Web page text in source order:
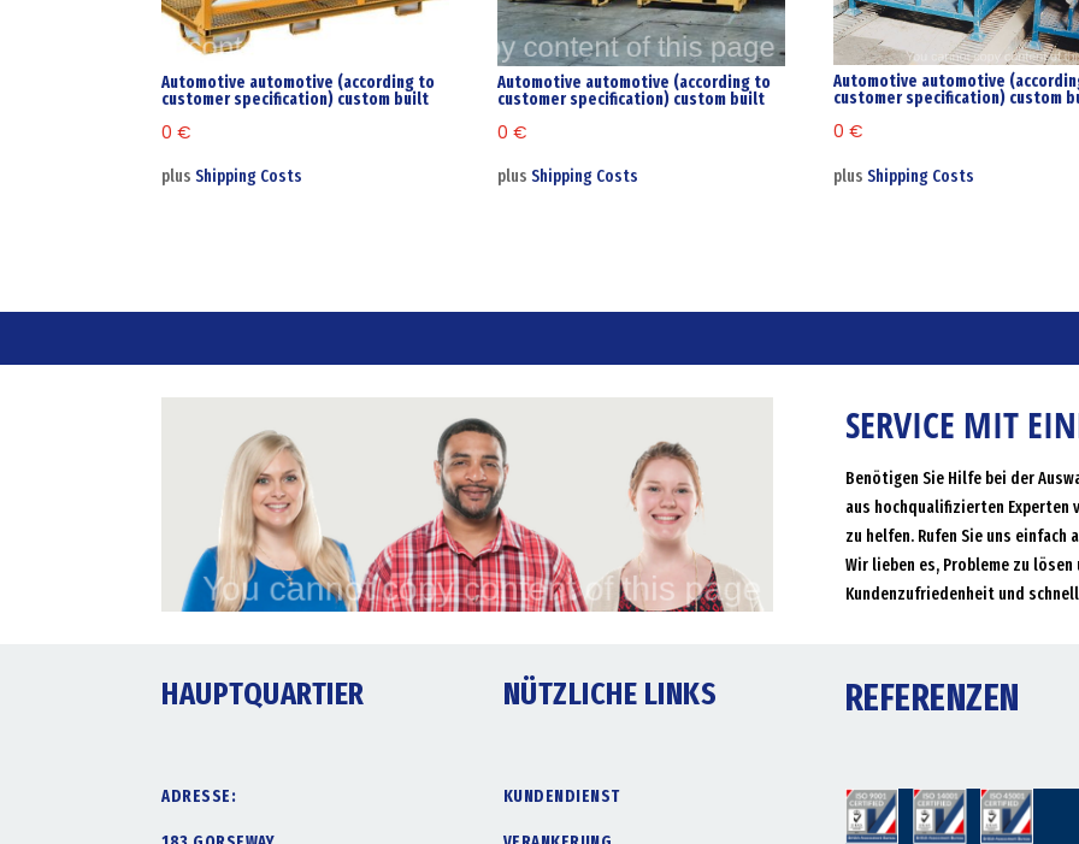
Automotive automotive (according to
customer specification) custom built
0€
plusShipping Costs
Automotive automotive (according to
customer specification) custom built
0€
plusShipping Costs
Automotive automotive
customer specification) custom
0€
plusShipping Costs
SERVICE MIT
Benötigen Sie Hilfe bei der
aus hochqualifizierten Experten
zu helfen. Rufen Sie uns einfach
Wir lieben es, Probleme zu
Kundenzufriedenheit und
HAUPTQUARTIER
ADRESSE:
NÜTZLICHE LINKS
KUNDENDIENST
REFERENZEN